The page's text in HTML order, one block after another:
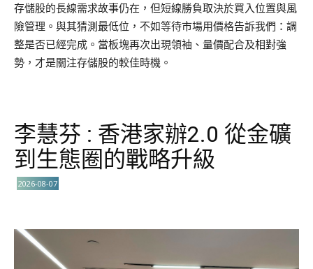
存儲股的長線需求故事仍在，但短線勝負取決於買入位置與風
險管理。與其猜測最低位，不如等待市場用價格告訴我們：調
整是否已經完成。當板塊再次出現領袖、量價配合及相對強
勢，才是關注存儲股的較佳時機。
李慧芬 : 香港家辦2.0 從金礦
到生態圈的戰略升級
2026-08-07